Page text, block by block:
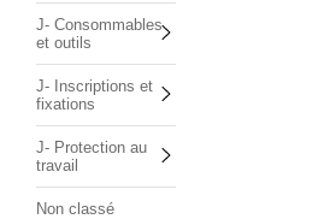
J- Consommables
et outils
J- Inscriptions et
fixations
J- Protection au
travail
Non classé